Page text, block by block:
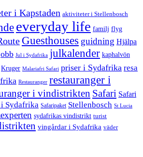
i Kapstaden aktiviteter i Stellenbosch
everyday life familj flyg
Guesthouses guidning Hjälpa
Jul i Sydafrika julkalender kaphalvön
Kruger Malariafri Safari priser i Sydafrika resa
Restauranger restauranger i
i vindistrikten Safari Safari
Sydafrika Safaripaket Stellenbosch St Lucia
sydafrikas vindistrikt turist
vingårdar i Sydafrika väder